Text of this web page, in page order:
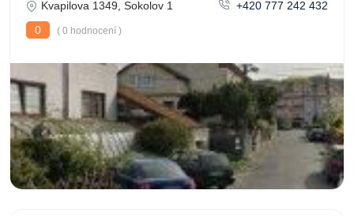
Kvapilova 1349, Sokolov 1
+420 777 242 432
0
( 0 hodnocení )